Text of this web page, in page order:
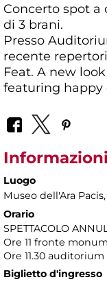
Concerto spot
di 3 brani.
Presso
recente
Feat. A new
featuring happy
Informazioni
Luogo
Museo dell'Ara Pacis
Orario
SPETTACOLO
Ore 11 fronte
Ore 11.30 auditorium
Biglietto d'ingresso